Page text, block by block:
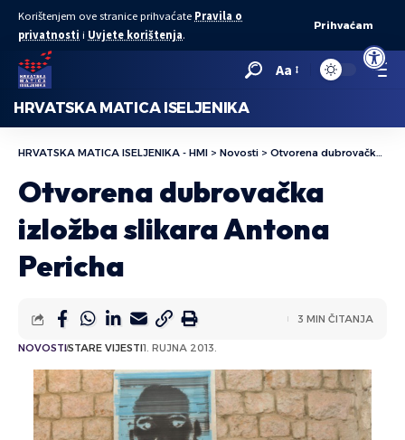
Open
Korištenjem ove stranice prihvaćate Pravila o
privatnosti i Uvjete korištenja.
Prihvaćam
Aa
HRVATSKA MATICA ISELJENIKA
HRVATSKA MATICA ISELJENIKA - HMI > Novosti > Otvorena dubrovačka izložba slikara Antona Pericha
Otvorena dubrovačka
izložba slikara Antona
Pericha
NOVOSTISTARE VIJESTI1. RUJNA 2013.
3 MIN ČITANJA